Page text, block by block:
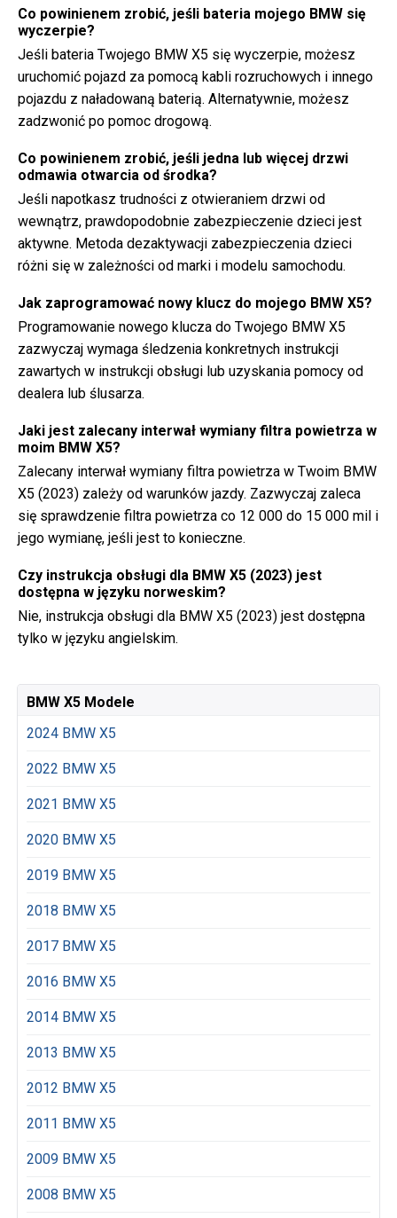
Co powinienem zrobić, jeśli bateria mojego BMW się
wyczerpie?
Jeśli bateria Twojego BMW X5 się wyczerpie, możesz
uruchomić pojazd za pomocą kabli rozruchowych i innego
pojazdu z naładowaną baterią. Alternatywnie, możesz
zadzwonić po pomoc drogową.
Co powinienem zrobić, jeśli jedna lub więcej drzwi
odmawia otwarcia od środka?
Jeśli napotkasz trudności z otwieraniem drzwi od
wewnątrz, prawdopodobnie zabezpieczenie dzieci jest
aktywne. Metoda dezaktywacji zabezpieczenia dzieci
różni się w zależności od marki i modelu samochodu.
Jak zaprogramować nowy klucz do mojego BMW X5?
Programowanie nowego klucza do Twojego BMW X5
zazwyczaj wymaga śledzenia konkretnych instrukcji
zawartych w instrukcji obsługi lub uzyskania pomocy od
dealera lub ślusarza.
Jaki jest zalecany interwał wymiany filtra powietrza w
moim BMW X5?
Zalecany interwał wymiany filtra powietrza w Twoim BMW
X5 (2023) zależy od warunków jazdy. Zazwyczaj zaleca
się sprawdzenie filtra powietrza co 12 000 do 15 000 mil i
jego wymianę, jeśli jest to konieczne.
Czy instrukcja obsługi dla BMW X5 (2023) jest
dostępna w języku norweskim?
Nie, instrukcja obsługi dla BMW X5 (2023) jest dostępna
tylko w języku angielskim.
BMW X5 Modele
2024 BMW X5
2022 BMW X5
2021 BMW X5
2020 BMW X5
2019 BMW X5
2018 BMW X5
2017 BMW X5
2016 BMW X5
2014 BMW X5
2013 BMW X5
2012 BMW X5
2011 BMW X5
2009 BMW X5
2008 BMW X5